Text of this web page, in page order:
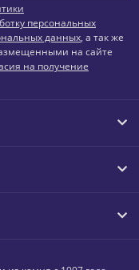
персональных
данных, а так же
на сайте
на получение